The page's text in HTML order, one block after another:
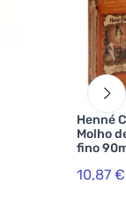
Henné
Molho
fino
10,87 €